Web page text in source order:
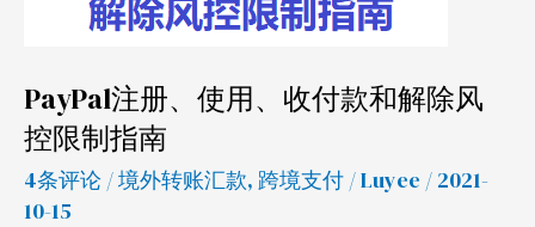
PayPal注册、使用、收付款和解除风
控限制指南
4条评论 /境外转账汇款, 跨境支付 /Luyee / 2021-
10-15
风
控
限
制